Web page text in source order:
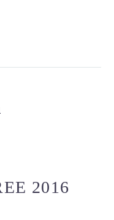
2016